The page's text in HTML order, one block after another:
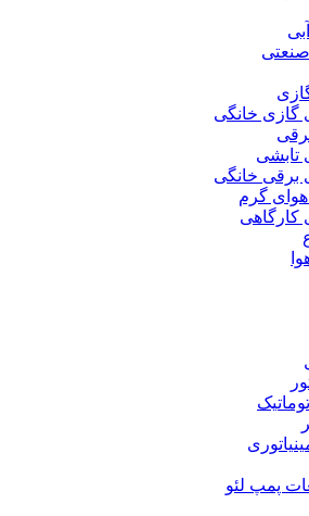
گازی خانگی
تابشی
برقی خانگی
گرم
کارگاهی
پمپ لئو